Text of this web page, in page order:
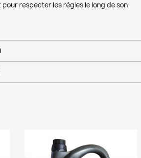
respecter les règles le long de son